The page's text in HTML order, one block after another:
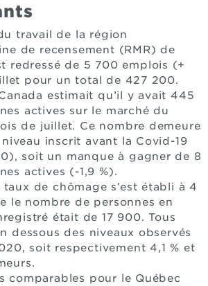
travail de la région
de recensement (RMR) de
redressé de 5 700 emplois (+
pour un total de 427 200.
estimait qu’il y avait 445
actives sur le marché du
de juillet. Ce nombre demeure
inscrit avant la Covid-19
soit un manque à gagner de 8
actives (-1,9 %).
de chômage s’est établi à 4
le nombre de personnes en
était de 17 900. Tous
dessous des niveaux observés
soit respectivement 4,1 % et
comparables pour le Québec